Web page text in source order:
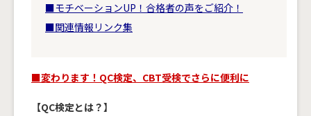
■モチベーションUP！合格者の声をご紹介！
■関連情報リンク集
■変わります！QC検定、CBT受検でさらに便利に
【QC検定とは？】